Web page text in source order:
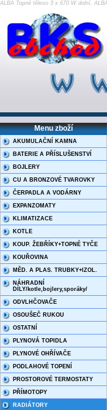
ALBA Topné těleso 3 x 670 W dolní,
Menu zboží
AKUMULAČNÍ KAMNA
BATERIE A PŘÍSLUŠENSTVÍ
BOJLERY
CU A BRONZOVÉ TVAROVKY
ČERPADLA A VODÁRNY
EXPANZOMATY
KLIMATIZACE
KOTLE
KOUP. ŽEBŘÍKY+TOPNÉ TYČE
KOUŘOVINA
MĚD. A PLAS. TRUBKY+IZOL.
NÁHRADNÍ
DÍLY/kotle,bojlery,sporáky/
ODVLHČOVAČE
OSOUŠEČ RUKOU
OSTATNÍ
PLYNOVÁ TOPIDLA
PLYNOVÉ OHŘÍVAČE
PODLAHOVÉ TOPENÍ
PROSTOROVÉ TERMOSTATY
PŘÍMOTOPY
RADIÁTORY